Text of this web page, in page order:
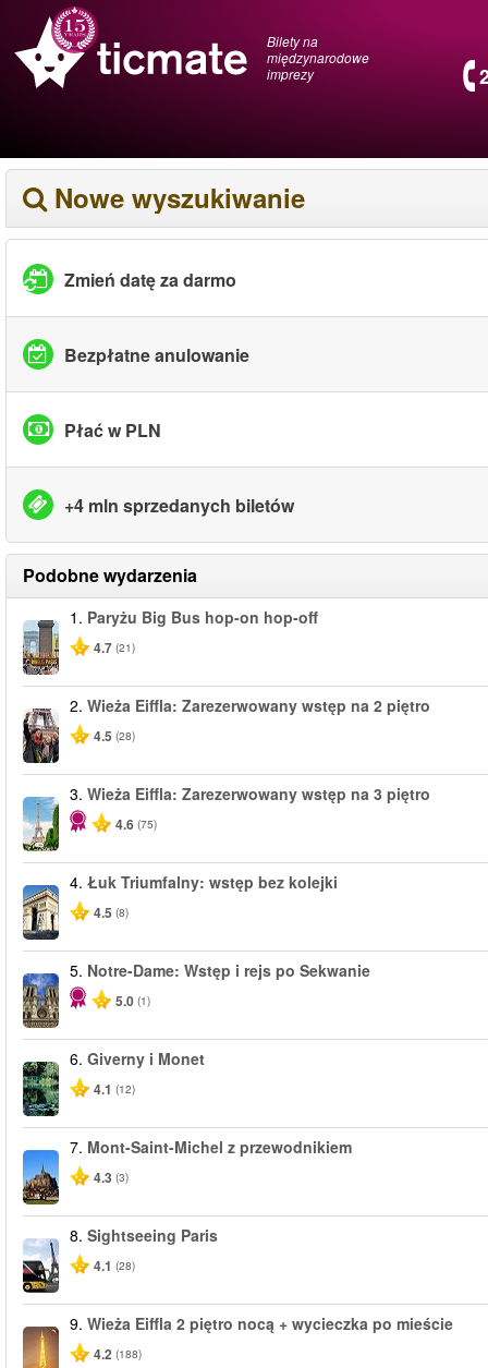
Bilety na
międzynarodowe
imprezy
Nowe wyszukiwanie
Zmień datę za darmo
Bezpłatne anulowanie
Płać w PLN
+4 mln sprzedanych biletów
Podobne wydarzenia
1. Paryżu Big Bus hop-on hop-off
4.7 (21)
2. Wieża Eiffla: Zarezerwowany wstęp na 2 piętro
4.5 (28)
3. Wieża Eiffla: Zarezerwowany wstęp na 3 piętro
4.6 (75)
4. Łuk Triumfalny: wstęp bez kolejki
4.5 (8)
5. Notre-Dame: Wstęp i rejs po Sekwanie
5.0 (1)
6. Giverny i Monet
4.1 (12)
7. Mont-Saint-Michel z przewodnikiem
4.3 (3)
8. Sightseeing Paris
4.1 (28)
9. Wieża Eiffla 2 piętro nocą + wycieczka po mieście
4.2 (188)